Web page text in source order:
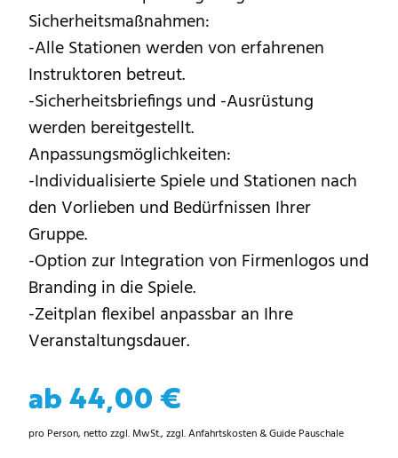
Sicherheitsmaßnahmen:
-Alle Stationen werden von erfahrenen
Instruktoren betreut.
-Sicherheitsbriefings und -Ausrüstung
werden bereitgestellt.
Anpassungsmöglichkeiten:
-Individualisierte Spiele und Stationen nach
den Vorlieben und Bedürfnissen Ihrer
Gruppe.
-Option zur Integration von Firmenlogos und
Branding in die Spiele.
-Zeitplan flexibel anpassbar an Ihre
Veranstaltungsdauer.
ab 44,00 €
pro Person, netto zzgl. MwSt., zzgl. Anfahrtskosten & Guide Pauschale